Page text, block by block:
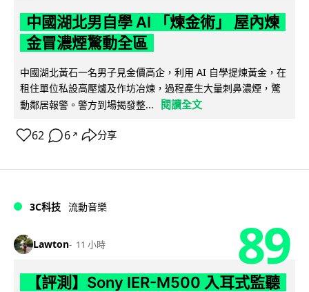
中國湖北男自學 AI 「煉金術」 屋內煉
金冒濃煙驚動全區
中國湖北黃石一名男子見金價高企，利用 AI 自學提煉黃金，在
租住單位私設高壓爐及作坊冶煉，過程產生大量刺鼻濃煙，驚
動鄰居報警。警方到場揭發整...
閱讀全文
62 6 ↗ 分享
3C科技 流動音樂
Lawton 11 小時 89
【評測】Sony IER-M500 入耳式監聽